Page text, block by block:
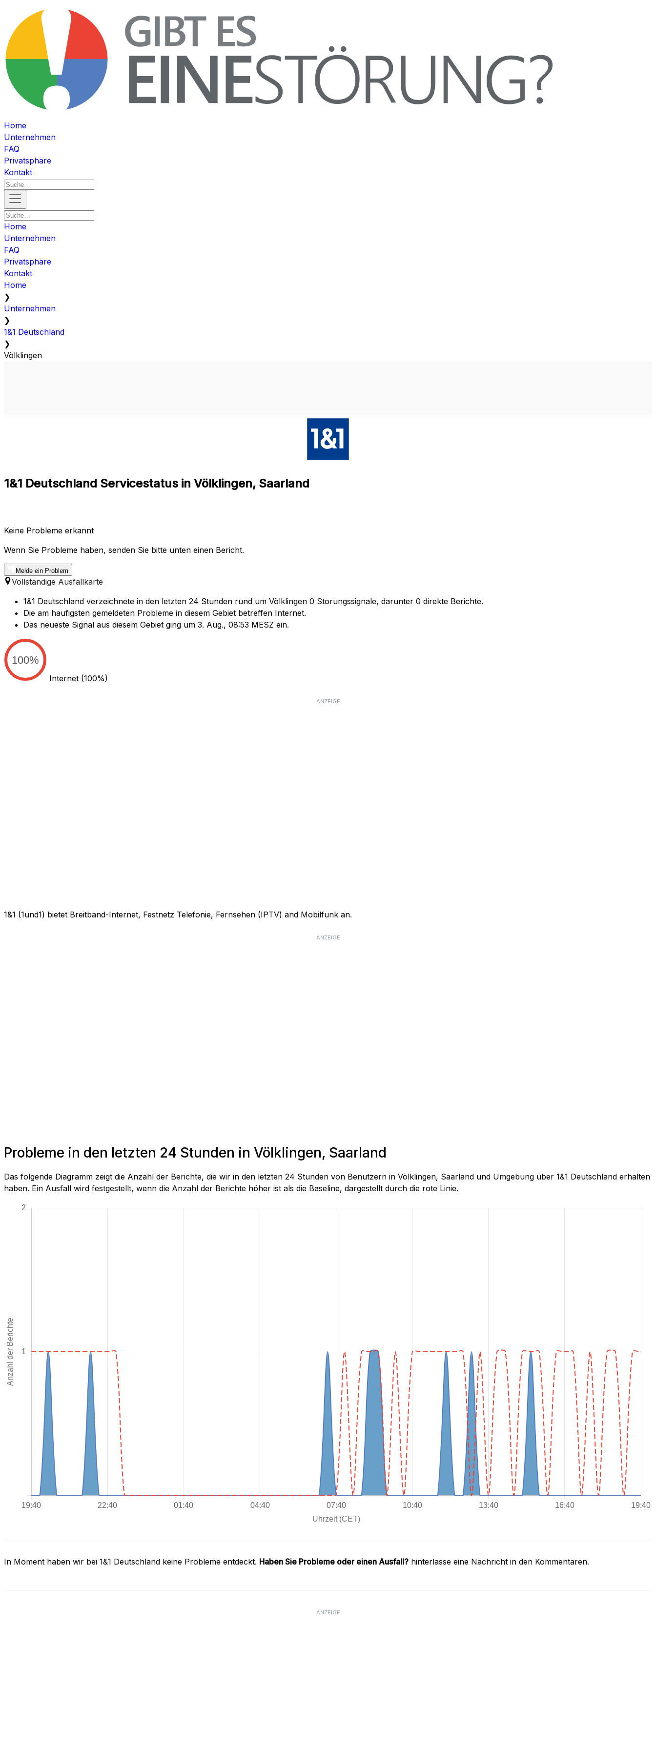
Home
Unternehmen
FAQ
Privatsphäre
Kontakt
Home
Unternehmen
FAQ
Privatsphäre
Kontakt
Home
❯
Unternehmen
❯
1&1 Deutschland
❯
Völklingen
1&1 Deutschland Servicestatus in Völklingen, Saarland
Keine Probleme erkannt
Wenn Sie Probleme haben, senden Sie bitte unten einen Bericht.
Melde ein Problem
Vollständige Ausfallkarte
1&1 Deutschland verzeichnete in den letzten 24 Stunden rund um Völklingen 0 Storungssignale, darunter 0 direkte Berichte.
Die am haufigsten gemeldeten Probleme in diesem Gebiet betreffen Internet.
Das neueste Signal aus diesem Gebiet ging um 3. Aug., 08:53 MESZ ein.
100%
Internet (100%)
ANZEIGE
1&1 (1und1) bietet Breitband-Internet, Festnetz Telefonie, Fernsehen (IPTV) and Mobilfunk an.
ANZEIGE
Probleme in den letzten 24 Stunden in Völklingen, Saarland
Das folgende Diagramm zeigt die Anzahl der Berichte, die wir in den letzten 24 Stunden von Benutzern in Völklingen, Saarland und Umgebung über 1&1 Deutschland erhalten
haben. Ein Ausfall wird festgestellt, wenn die Anzahl der Berichte höher ist als die Baseline, dargestellt durch die rote Linie.
In Moment haben wir bei 1&1 Deutschland keine Probleme entdeckt. Haben Sie Probleme oder einen Ausfall? hinterlasse eine Nachricht in den Kommentaren.
ANZEIGE